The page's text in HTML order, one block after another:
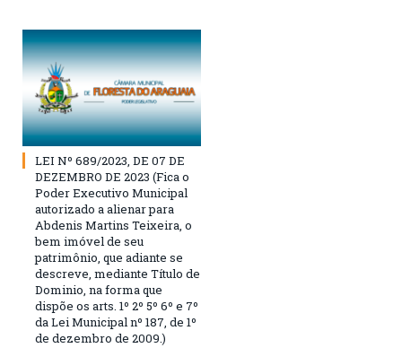
LEI Nº 689/2023, DE 07 DE
DEZEMBRO DE 2023 (Fica o
Poder Executivo Municipal
autorizado a alienar para
Abdenis Martins Teixeira, o
bem imóvel de seu
patrimônio, que adiante se
descreve, mediante Título de
Dominio, na forma que
dispõe os arts. 1º 2º 5º 6º e 7º
da Lei Municipal nº 187, de 1º
de dezembro de 2009.)